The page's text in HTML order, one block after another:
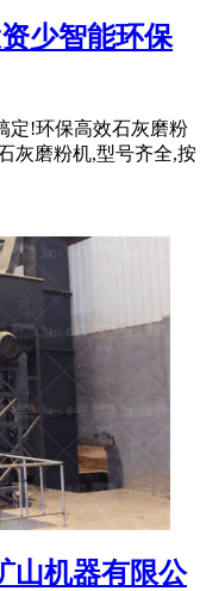
少智能环保
定!环保高效石灰磨粉
灰磨粉机,型号齐全,按
山机器有限公